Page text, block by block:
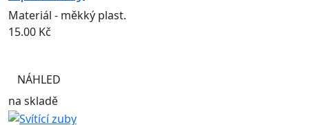
Materiál - měkký plast.
15.00 Kč
NÁHLED
na skladě